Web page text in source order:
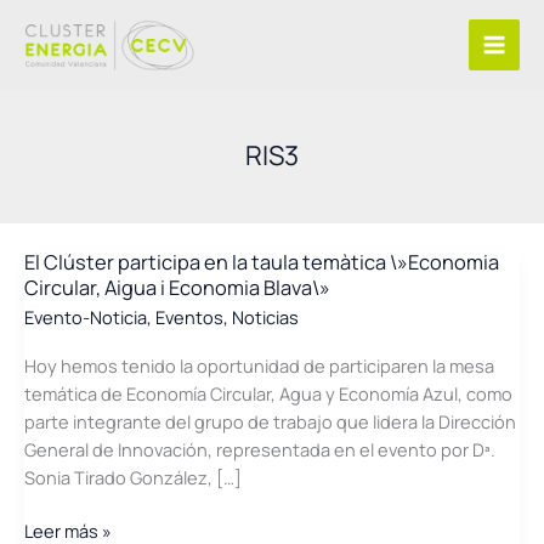
contenido
RIS3
El Clúster participa en la taula temàtica \»Economia
Circular, Aigua i Economia Blava\»
Evento-Noticia, Eventos, Noticias
Hoy hemos tenido la oportunidad de participaren la mesa
temática de Economía Circular, Agua y Economía Azul, como
parte integrante del grupo de trabajo que lidera la Dirección
General de Innovación, representada en el evento por Dª.
Sonia Tirado González, […]
El
Leer más »